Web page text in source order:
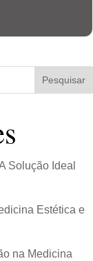
Pesquisar
Solução Ideal
Estética e
na Medicina